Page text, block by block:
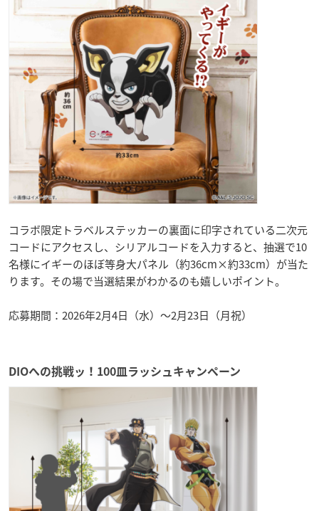
コラボ限定トラベルステッカーの裏面に印字されている二次元
コードにアクセスし、シリアルコードを入力すると、抽選で10
名様にイギーのほぼ等身大パネル（約36cm×約33cm）が当た
ります。その場で当選結果がわかるのも嬉しいポイント。
応募期間：2026年2月4日（水）～2月23日（月祝）
DIOへの挑戦ッ！100皿ラッシュキャンペーン